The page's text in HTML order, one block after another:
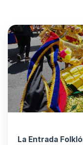
La Entrada